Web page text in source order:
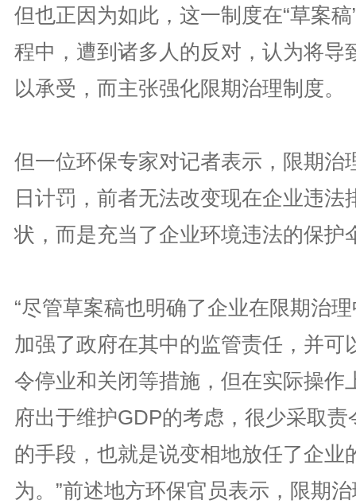
但也正因为如此，这一制度在“草案
程中，遭到诸多人的反对，认为将导
以承受，而主张强化限期治理制度。
但一位环保专家对记者表示，限期治
日计罚，前者无法改变现在企业违法
状，而是充当了企业环境违法的保护
“尽管草案稿也明确了企业在限期治
加强了政府在其中的监管责任，并可
令停业和关闭等措施，但在实际操作
府出于维护GDP的考虑，很少采取
的手段，也就是说变相地放任了企业
为。”前述地方环保官员表示，限期